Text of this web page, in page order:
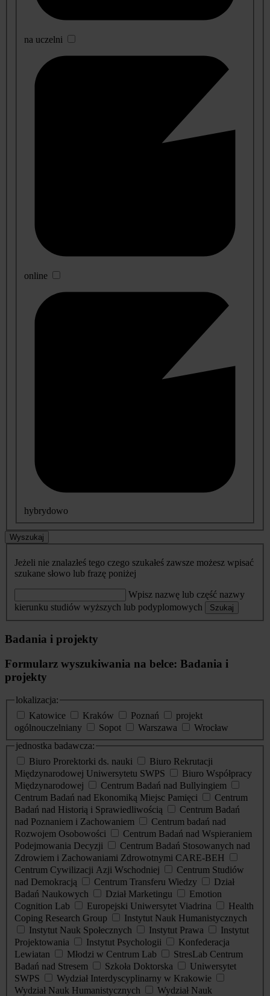
na uczelni
online
hybrydowo
Wyszukaj
Jeżeli nie znalazłeś tego czego szukałeś zawsze możesz wpisać
szukane słowo lub frazę poniżej
Wpisz nazwę lub część nazwy
kierunku studiów wyższych lub podyplomowych
Szukaj
Badania i projekty
Formularz wyszukiwania na belce: Badania i
projekty
lokalizacja:
Katowice
Kraków Poznań
projekt
ogólnouczelniany
Sopot Warszawa
Wrocław
jednostka badawcza:
Biuro Prorektorki ds. nauki
Biuro Rekrutacji
Międzynarodowej Uniwersytetu SWPS
Biuro Współpracy
Międzynarodowej
Centrum Badań nad Bullyingiem
Centrum Badań nad Ekonomiką Miejsc Pamięci
Centrum
Badań nad Historią i Sprawiedliwością
Centrum Badań
nad Poznaniem i Zachowaniem
Centrum badań nad
Rozwojem Osobowości
Centrum Badań nad Wspieraniem
Podejmowania Decyzji
Centrum Badań Stosowanych nad
Zdrowiem i Zachowaniami Zdrowotnymi CARE-BEH
Centrum Cywilizacji Azji Wschodniej
Centrum Studiów
nad Demokracją
Centrum Transferu Wiedzy
Dział
Badań Naukowych
Dział Marketingu
Emotion
Cognition Lab
Europejski Uniwersytet Viadrina
Health
Coping Research Group
Instytut Nauk Humanistycznych
Instytut Nauk Społecznych
Instytut Prawa
Instytut
Projektowania
Instytut Psychologii
Konfederacja
Lewiatan
Młodzi w Centrum Lab
StresLab Centrum
Badań nad Stresem
Szkoła Doktorska
Uniwersytet
SWPS
Wydział Interdyscyplinarny w Krakowie
Wydział Nauk Humanistycznych
Wydział Nauk